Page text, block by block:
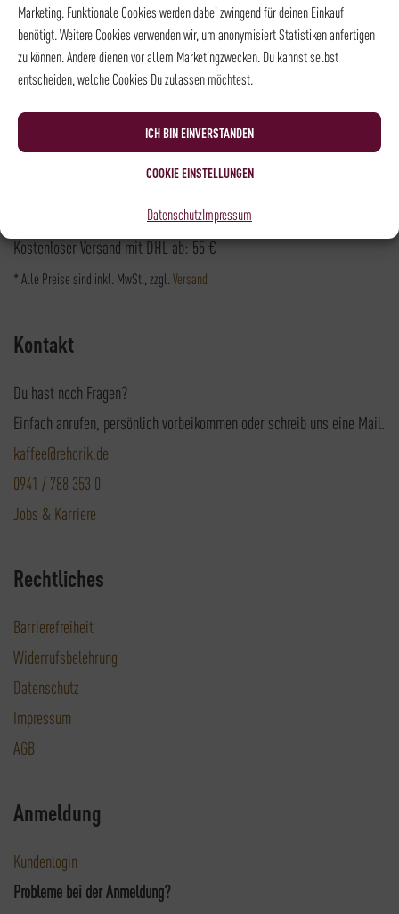
Marketing. Funktionale Cookies werden dabei zwingend für deinen Einkauf
benötigt. Weitere Cookies verwenden wir, um anonymisiert Statistiken anfertigen
zu können. Andere dienen vor allem Marketingzwecken. Du kannst selbst
entscheiden, welche Cookies Du zulassen möchtest.
ICH BIN EINVERSTANDEN
COOKIE EINSTELLUNGEN
DatenschutzImpressum
Versandpartner
Versandkosten DHL: 6,5 €
Kostenloser Versand mit DHL ab: 55 €
* Alle Preise sind inkl. MwSt., zzgl. Versand
Kontakt
Du hast noch Fragen?
Einfach anrufen, persönlich vorbeikommen oder schreib uns eine Mail.
kaffee@rehorik.de
0941 / 788 353 0
Jobs & Karriere
Rechtliches
Barrierefreiheit
Widerrufsbelehrung
Datenschutz
Impressum
AGB
Anmeldung
Kundenlogin
Probleme bei der Anmeldung?